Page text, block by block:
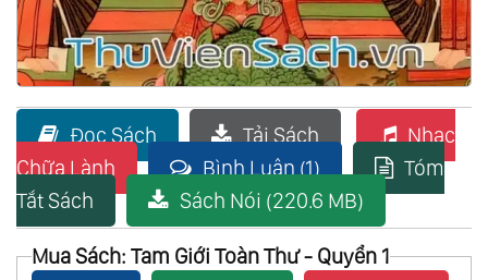
Đọc Sách Tải Sách
Nhạc
Chữa Lành
Bình Luận (1)
Tóm
Tắt Sách
Sách Nói (220.6 MB)
Mua Sách: Tam Giới Toàn Thư - Quyển 1